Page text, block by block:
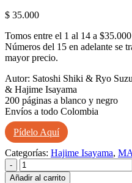
$ 35.000
Tomos entre el 1 al 14 a
Números del 15 en adelante se
mayor precio.
Autor: Satoshi Shiki & Ryo
& Hajime Isayama
200 páginas a blanco y negro
Envíos a todo Colombia
Pídelo Aquí
Categorías: Hajime Isayama,
-
Añadir al carrito